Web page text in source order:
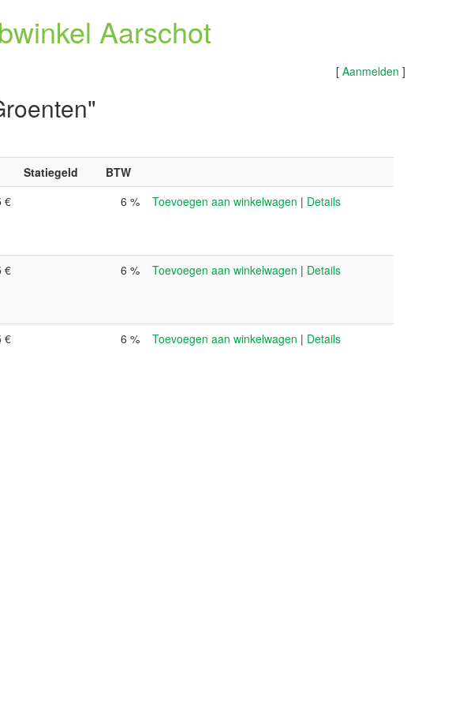
Aarschot
[ Aanmelden ]
Statiegeld BTW
€ 6 % Toevoegen aan winkelwagen | Details
€ 6 % Toevoegen aan winkelwagen | Details
€ 6 % Toevoegen aan winkelwagen | Details